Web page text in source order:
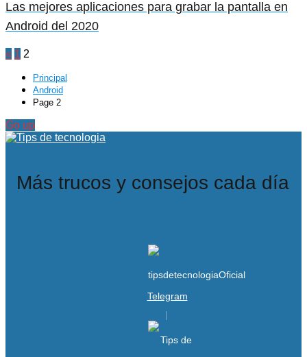
Las mejores aplicaciones para grabar la pantalla en
Android del 2020
« 1 2
Principal
Android
Page 2
Go up
Más trucos y consejos cada día
Telegram